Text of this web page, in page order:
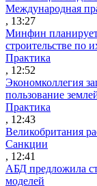
Международная
, 13:27
Минфин планирует
строительстве по
Практика
, 12:52
Экономколлегия
пользование
Практика
, 12:43
Великобритания
Санкции
, 12:41
АБД предложила
моделей